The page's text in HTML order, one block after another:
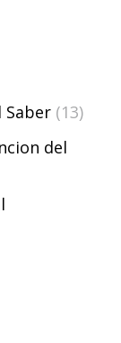
Saber (13)
del